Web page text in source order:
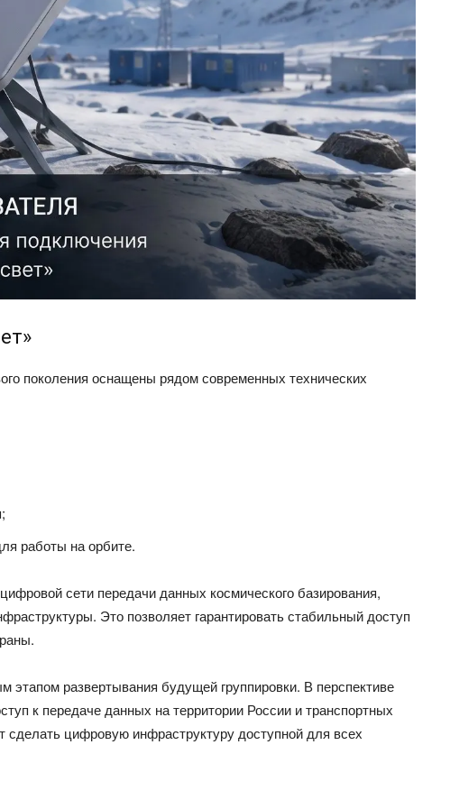
поколения оснащены рядом современных технических
работы на орбите.
сети передачи данных космического базирования,
Это позволяет гарантировать стабильный доступ
развертывания будущей группировки. В перспективе
к передаче данных на территории России и транспортных
цифровую инфраструктуру доступной для всех